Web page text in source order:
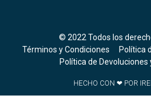
© 2022 Todos los
Términos y Condiciones
Política
Política de Devoluciones
HECHO CON ❤ POR